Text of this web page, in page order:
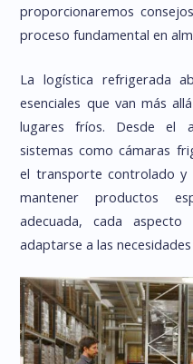
proporcionaremos
proceso fundamental en
La logística refrigerada
esenciales que van más
lugares fríos. Desde el
sistemas como cámaras
el transporte controlado y
mantener productos
adecuada, cada
adaptarse a las